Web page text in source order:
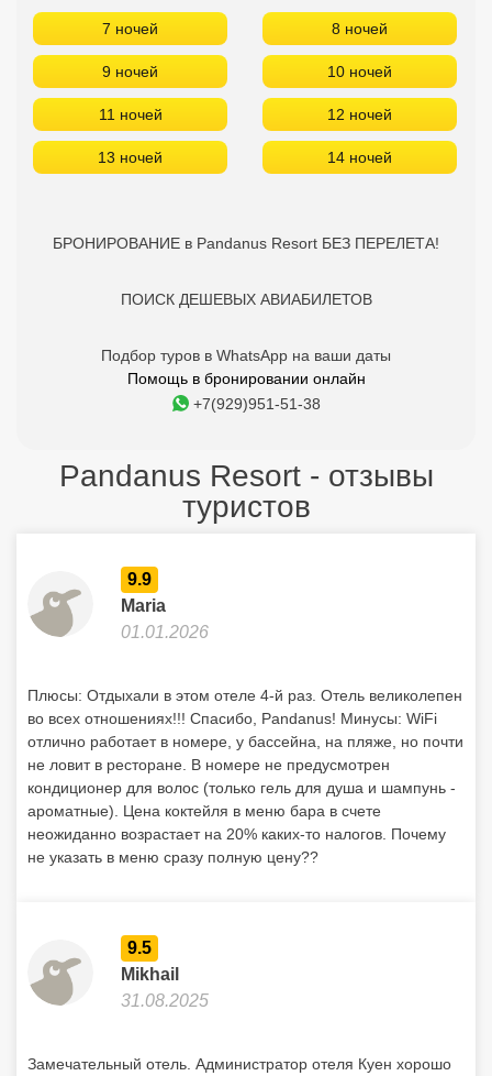
7 ночей 8 ночей
9 ночей 10 ночей
11 ночей 12 ночей
13 ночей 14 ночей
БРОНИРОВАНИЕ в Pandanus Resort БЕЗ ПЕРЕЛЕТА!
ПОИСК ДЕШЕВЫХ АВИАБИЛЕТОВ
Подбор туров в WhatsApp на ваши даты
Помощь в бронировании онлайн
+7(929)951-51-38
Pandanus Resort - отзывы
туристов
9.9
Maria
01.01.2026
Плюсы: Отдыхали в этом отеле 4-й раз. Отель великолепен
во всех отношениях!!! Спасибо, Pandanus! Минусы: WiFi
отлично работает в номере, у бассейна, на пляже, но почти
не ловит в ресторане. В номере не предусмотрен
кондиционер для волос (только гель для душа и шампунь -
ароматные). Цена коктейля в меню бара в счете
неожиданно возрастает на 20% каких-то налогов. Почему
не указать в меню сразу полную цену??
9.5
Mikhail
31.08.2025
Замечательный отель. Администратор отеля Куен хорошо